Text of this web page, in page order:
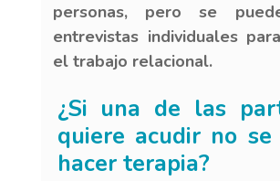
personas, pero se
entrevistas individuales
el trabajo relacional.
¿Si una de las
quiere acudir no se
hacer terapia?